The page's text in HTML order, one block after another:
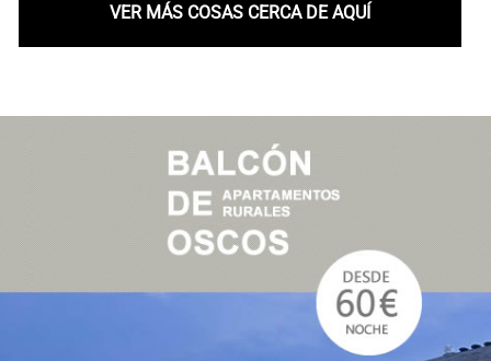
VER MÁS COSAS CERCA DE AQUÍ